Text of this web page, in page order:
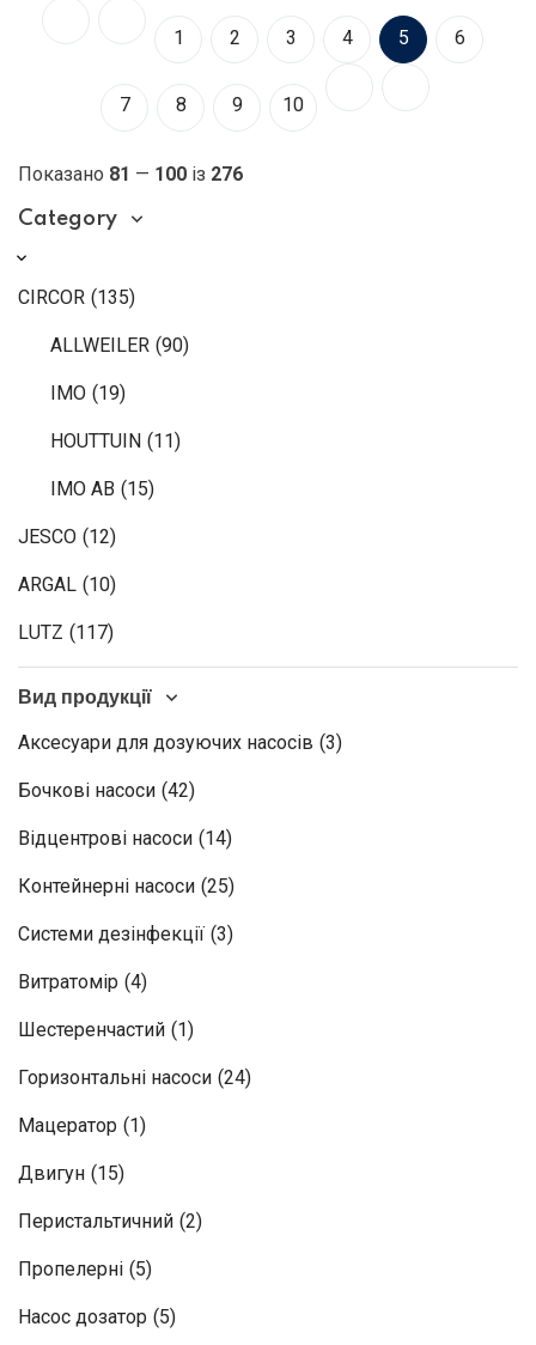
1 2 3 4 5 6
7 8 9 10
Показано 81 — 100 із 276
Category
CIRCOR (135)
ALLWEILER (90)
IMO (19)
HOUTTUIN (11)
IMO AB (15)
JESCO (12)
ARGAL (10)
LUTZ (117)
Вид продукції
Аксесуари для дозуючих насосів (3)
Бочкові насоси (42)
Відцентрові насоси (14)
Контейнерні насоси (25)
Системи дезінфекції (3)
Витратомір (4)
Шестеренчастий (1)
Горизонтальні насоси (24)
Мацератор (1)
Двигун (15)
Перистальтичний (2)
Пропелерні (5)
Насос дозатор (5)